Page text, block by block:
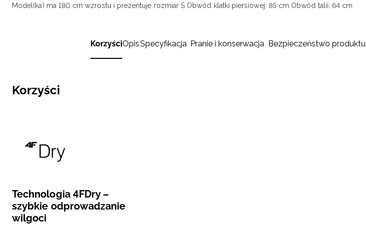
Model(ka) ma 180 cm wzrostu i prezentuje rozmiar S Obwód klatki piersiowej: 85 cm Obwód talii: 64 cm
KorzyściOpisSpecyfikacja Pranie i konserwacja Bezpieczeństwo produktu
Korzyści
Technologia 4FDry –
szybkie odprowadzanie
wilgoci